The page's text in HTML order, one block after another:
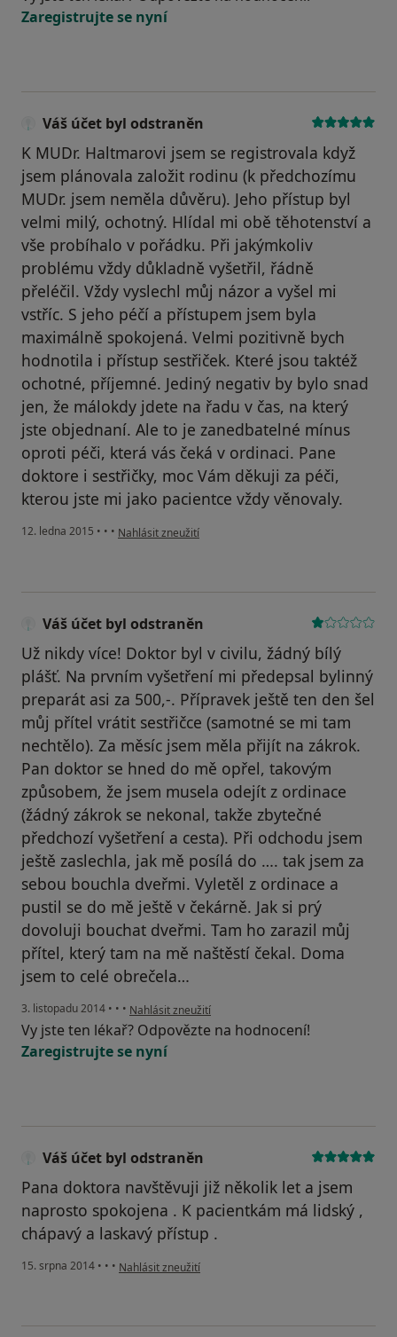
Zaregistrujte se nyní
Váš účet byl odstraněn
K MUDr. Haltmarovi jsem se registrovala když
jsem plánovala založit rodinu (k předchozímu
MUDr. jsem neměla důvěru). Jeho přístup byl
velmi milý, ochotný. Hlídal mi obě těhotenství a
vše probíhalo v pořádku. Při jakýmkoliv
problému vždy důkladně vyšetřil, řádně
přeléčil. Vždy vyslechl můj názor a vyšel mi
vstříc. S jeho péčí a přístupem jsem byla
maximálně spokojená. Velmi pozitivně bych
hodnotila i přístup sestřiček. Které jsou taktéž
ochotné, příjemné. Jediný negativ by bylo snad
jen, že málokdy jdete na řadu v čas, na který
jste objednaní. Ale to je zanedbatelné mínus
oproti péči, která vás čeká v ordinaci. Pane
doktore i sestřičky, moc Vám děkuji za péči,
kterou jste mi jako pacientce vždy věnovaly.
12. ledna 2015 • • • podle názoru uživatele Váš účet byl odstraněn
Nahlásit zneužití
Váš účet byl odstraněn
Už nikdy více! Doktor byl v civilu, žádný bílý
plášť. Na prvním vyšetření mi předepsal bylinný
preparát asi za 500,-. Přípravek ještě ten den šel
můj přítel vrátit sestřičce (samotné se mi tam
nechtělo). Za měsíc jsem měla přijít na zákrok.
Pan doktor se hned do mě opřel, takovým
způsobem, že jsem musela odejít z ordinace
(žádný zákrok se nekonal, takže zbytečné
předchozí vyšetření a cesta). Při odchodu jsem
ještě zaslechla, jak mě posílá do …. tak jsem za
sebou bouchla dveřmi. Vyletěl z ordinace a
pustil se do mě ještě v čekárně. Jak si prý
dovoluji bouchat dveřmi. Tam ho zarazil můj
přítel, který tam na mě naštěstí čekal. Doma
jsem to celé obrečela…
3. listopadu 2014 • • • podle názoru uživatele Váš účet byl odstraněn
Nahlásit zneužití
Vy jste ten lékař? Odpovězte na hodnocení!
Zaregistrujte se nyní
Váš účet byl odstraněn
Pana doktora navštěvuji již několik let a jsem
naprosto spokojena . K pacientkám má lidský ,
chápavý a laskavý přístup .
15. srpna 2014 • • • podle názoru uživatele Váš účet byl odstraněn
Nahlásit zneužití